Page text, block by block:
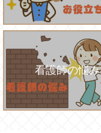
看護師の悩み